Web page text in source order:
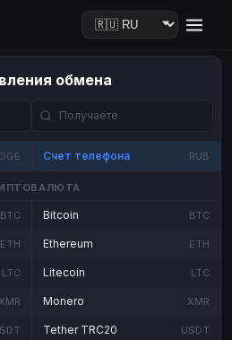
обмена
Счет телефона RUB
BTC
ETH
LTC
XMR
Bitcoin BTC
Ethereum ETH
Litecoin LTC
Monero XMR
Tether TRC20 USDT